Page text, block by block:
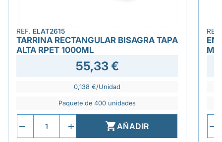
REF. ELAT2615
TARRINA RECTANGULAR BISAGRA TAPA
ALTA RPET 1000ML
55,33 €
0,138 €/Unidad
Paquete de 400 unidades
AÑADIR